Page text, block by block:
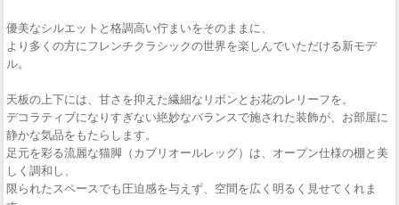
優美なシルエットと格調高い佇まいをそのままに、
より多くの方にフレンチクラシックの世界を楽しんでいただける新モデ
ル。
天板の上下には、甘さを抑えた繊細なリボンとお花のレリーフを。
デコラティブになりすぎない絶妙なバランスで施された装飾が、お部屋に
静かな気品をもたらします。
足元を彩る流麗な猫脚（カブリオールレッグ）は、オープン仕様の棚と美
しく調和し、
限られたスペースでも圧迫感を与えず、空間を広く明るく見せてくれま